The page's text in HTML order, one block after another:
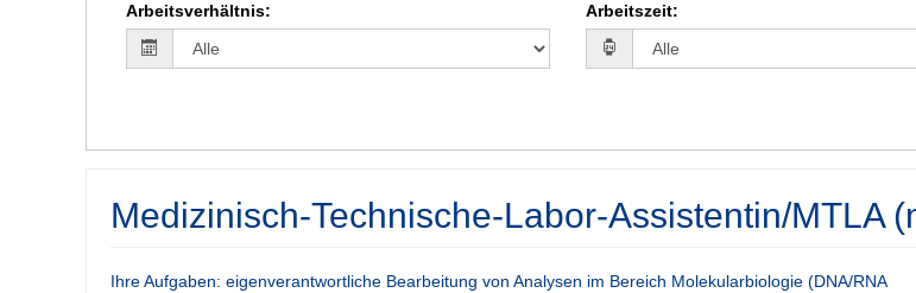
Arbeitsverhältnis: Arbeitszeit:
Medizinisch-Technische-Labor-Assistentin/MTLA
Ihre Aufgaben: eigenverantwortliche Bearbeitung von Analysen im Bereich Molekularbiologie (DNA/RNA